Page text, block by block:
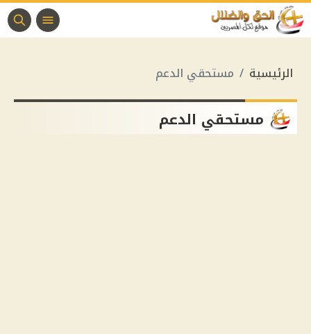
الرئيسية مستحقي الدعم
مستحقي الدعم